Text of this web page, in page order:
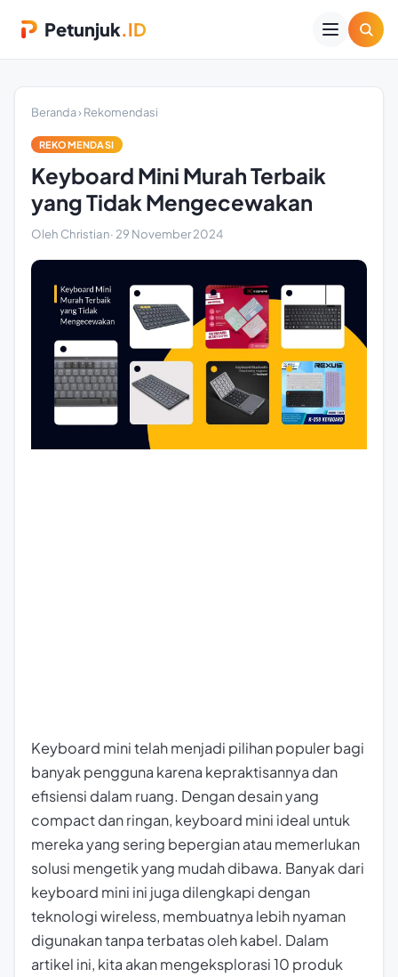
Petunjuk.ID
Beranda›Rekomendasi
REKOMENDASI
Keyboard Mini Murah Terbaik
yang Tidak Mengecewakan
Oleh Christian· 29 November 2024
Keyboard mini telah menjadi pilihan populer bagi
banyak pengguna karena kepraktisannya dan
efisiensi dalam ruang. Dengan desain yang
compact dan ringan, keyboard mini ideal untuk
mereka yang sering bepergian atau memerlukan
solusi mengetik yang mudah dibawa. Banyak dari
keyboard mini ini juga dilengkapi dengan
teknologi wireless, membuatnya lebih nyaman
digunakan tanpa terbatas oleh kabel. Dalam
artikel ini, kita akan mengeksplorasi 10 produk